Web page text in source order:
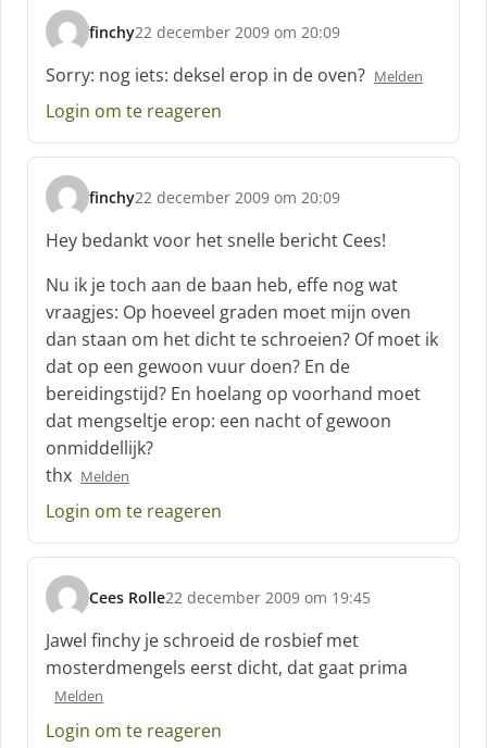
finchy
s
c
h
r
e
f
:
22 december 2009 om 20:09
Sorry: nog iets: deksel erop in de oven? Melden
Login om te reageren
finchy
s
c
h
r
e
f
:
22 december 2009 om 20:09
Hey bedankt voor het snelle bericht Cees!
Nu ik je toch aan de baan heb, effe nog wat
vraagjes: Op hoeveel graden moet mijn oven
dan staan om het dicht te schroeien? Of moet ik
dat op een gewoon vuur doen? En de
bereidingstijd? En hoelang op voorhand moet
dat mengseltje erop: een nacht of gewoon
onmiddellijk?
thx Melden
Login om te reageren
Cees Rolle
s
c
h
r
e
22 december 2009 om 19:45
Jawel finchy je schroeid de rosbief met
mosterdmengels eerst dicht, dat gaat prima
Melden
Login om te reageren